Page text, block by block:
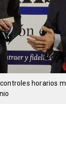
horarios